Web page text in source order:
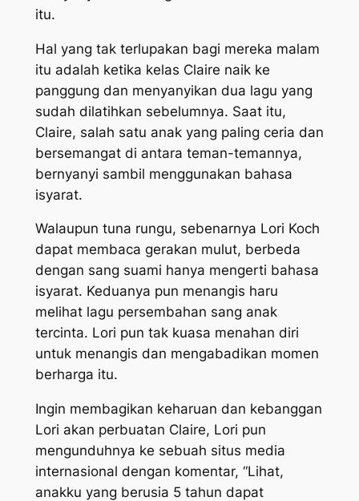
itu.
Hal yang tak terlupakan bagi mereka malam
itu adalah ketika kelas Claire naik ke
panggung dan menyanyikan dua lagu yang
sudah dilatihkan sebelumnya. Saat itu,
Claire, salah satu anak yang paling ceria dan
bersemangat di antara teman-temannya,
bernyanyi sambil menggunakan bahasa
isyarat.
Walaupun tuna rungu, sebenarnya Lori Koch
dapat membaca gerakan mulut, berbeda
dengan sang suami hanya mengerti bahasa
isyarat. Keduanya pun menangis haru
melihat lagu persembahan sang anak
tercinta. Lori pun tak kuasa menahan diri
untuk menangis dan mengabadikan momen
berharga itu.
Ingin membagikan keharuan dan kebanggan
Lori akan perbuatan Claire, Lori pun
mengunduhnya ke sebuah situs media
internasional dengan komentar, “Lihat,
anakku yang berusia 5 tahun dapat